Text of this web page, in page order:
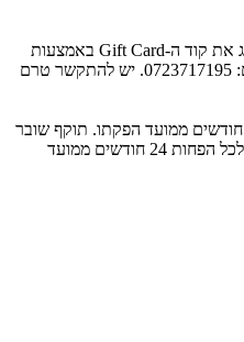
הזירה איננה פרטית. למימוש יש להציג את קוד ה-Gift Card באמצעות
SMS/מייל/דף מודפס. לפרטים נוספים: 0723717195. יש להתקשר טרם
תוקף שובר כספי הינו לכל הפחות 60 חודשים ממועד הפקתו. תוקף שובר
לרכישת מוצר או שירות מסויים יהיה לכל הפחות 24 חודשים ממועד